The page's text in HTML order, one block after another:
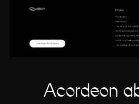
Acordeón